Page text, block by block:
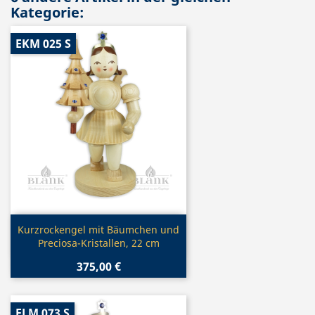
Kategorie:
Vorschau
Kurzrockengel mit Bäumchen und
Preciosa-Kristallen, 22 cm
375,00 €
EKM 025 S